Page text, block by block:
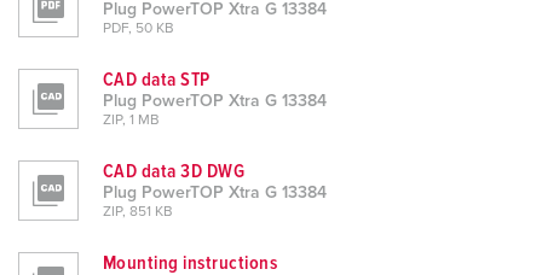
Plug PowerTOP Xtra G 13384
PDF, 50 KB
CAD data STP
Plug PowerTOP Xtra G 13384
ZIP, 1 MB
CAD data 3D DWG
Plug PowerTOP Xtra G 13384
ZIP, 851 KB
Mounting instructions